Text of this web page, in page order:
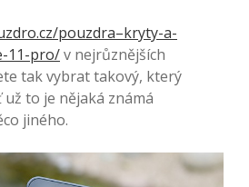
pouzdra–kryty-a-
11-pro/v nejrůznějších
tak vybrat takový, který
už to je nějaká známá
jiného.